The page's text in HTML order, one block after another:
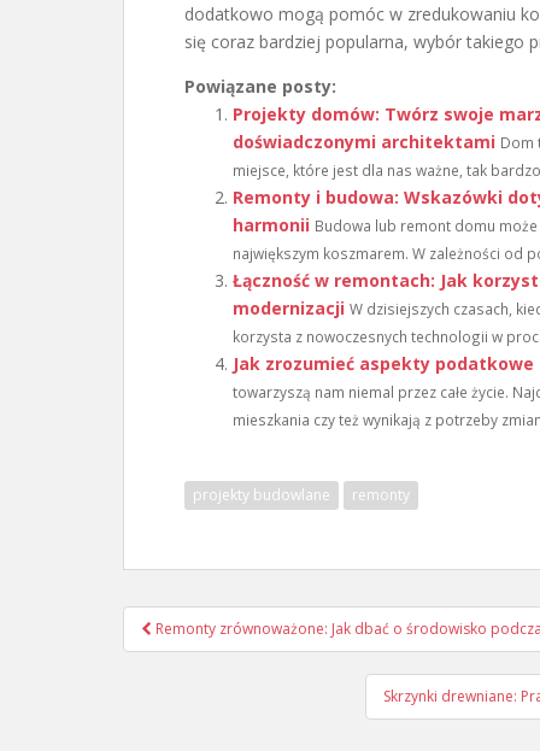
dodatkowo mogą pomóc w zredukowaniu
się coraz bardziej popularna, wybór takiego
Powiązane posty:
Projekty domów: Twórz swoje
doświadczonymi architektami Dom
miejsce, które jest dla nas ważne, tak
Remonty i budowa: Wskazówki
harmonii Budowa lub remont domu
największym koszmarem. W zależności od
Łączność w remontach: Jak
modernizacji W dzisiejszych czasach,
korzysta z nowoczesnych technologii w
Jak zrozumieć aspekty
towarzyszą nam niemal przez całe życie.
mieszkania czy też wynikają z potrzeby
projekty budowlane remonty
Nawigacja
wpisu
Remonty zrównoważone: Jak dbać o środowisko
Skrzynki drewniane: